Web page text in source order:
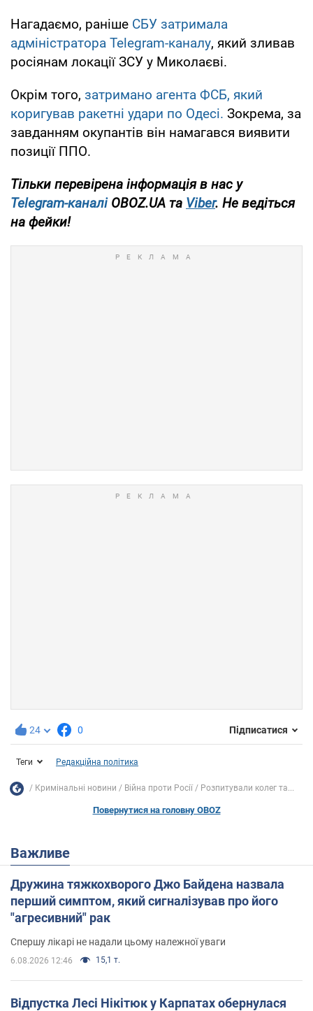
Нагадаємо, раніше СБУ затримала
адміністратора Telegram-каналу, який зливав
росіянам локації ЗСУ у Миколаєві.
Окрім того, затримано агента ФСБ, який
коригував ракетні удари по Одесі. Зокрема, за
завданням окупантів він намагався виявити
позиції ППО.
Тільки перевірена інформація в нас у
Telegram-каналіOBOZ.UA та Viber. Не ведіться
на фейки!
24 0 Підписатися
Теги Редакційна політика
Кримінальні новини Війна проти Росії Розпитували колег та...
Повернутися на головну OBOZ
Важливе
Дружина тяжкохворого Джо Байдена назвала
перший симптом, який сигналізував про його
"агресивний" рак
Спершу лікарі не надали цьому належної уваги
6.08.2026 12:46 15,1 т.
Відпустка Лесі Нікітюк у Карпатах обернулася